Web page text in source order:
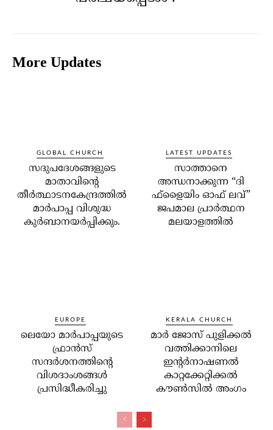
More Updates
GLOBAL CHURCH
സദുപദേശങ്ങളുടെ
മാതാവിന്റെ
തീര്‍ത്ഥാടനകേന്ദ്രത്തില്‍
മാര്‍പാപ്പ വിശുദ്ധ
കുര്‍ബാനയര്‍പ്പിക്കും.
LATEST UPDATES
സാത്താനെ
അന്ധനാക്കുന്ന “ദി
ഫ്‌ളൈയിം ഓഫ് ലവ്”
ജപമാല പ്രാർത്ഥന
മലയാളത്തിൽ
EUROPE
ലെയോ മാര്‍പാപ്പയുടെ
ഫ്രാന്‍സ്
സന്ദര്‍ശനത്തിന്റെ
വിശദാംശങ്ങള്‍
പ്രസിദ്ധീകരിച്ചു
KERALA CHURCH
മാര്‍ ജോസ് പുളിക്കല്‍
വത്തിക്കാനിലെ
ഇന്റര്‍നാഷണല്‍
കാറ്റക്കേറ്റിക്കല്‍
കൗണ്‍സില്‍ അംഗം